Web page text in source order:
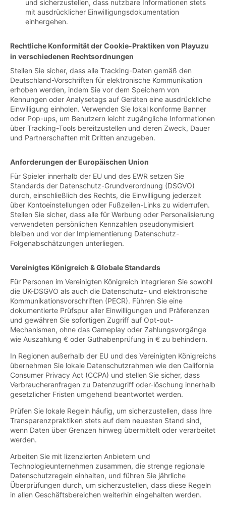
und sicherzustellen, dass nutzbare Informationen stets
mit ausdrücklicher Einwilligungsdokumentation
einhergehen.
Rechtliche Konformität der Cookie-Praktiken von Playuzu
in verschiedenen Rechtsordnungen
Stellen Sie sicher, dass alle Tracking-Daten gemäß den
Deutschland-Vorschriften für elektronische Kommunikation
erhoben werden, indem Sie vor dem Speichern von
Kennungen oder Analysetags auf Geräten eine ausdrückliche
Einwilligung einholen. Verwenden Sie lokal konforme Banner
oder Pop-ups, um Benutzern leicht zugängliche Informationen
über Tracking-Tools bereitzustellen und deren Zweck, Dauer
und Partnerschaften mit Dritten anzugeben.
Anforderungen der Europäischen Union
Für Spieler innerhalb der EU und des EWR setzen Sie
Standards der Datenschutz-Grundverordnung (DSGVO)
durch, einschließlich des Rechts, die Einwilligung jederzeit
über Kontoeinstellungen oder Fußzeilen-Links zu widerrufen.
Stellen Sie sicher, dass alle für Werbung oder Personalisierung
verwendeten persönlichen Kennzahlen pseudonymisiert
bleiben und vor der Implementierung Datenschutz-
Folgenabschätzungen unterliegen.
Vereinigtes Königreich & Globale Standards
Für Personen im Vereinigten Königreich integrieren Sie sowohl
die UK-DSGVO als auch die Datenschutz- und elektronische
Kommunikationsvorschriften (PECR). Führen Sie eine
dokumentierte Prüfspur aller Einwilligungen und Präferenzen
und gewähren Sie sofortigen Zugriff auf Opt-out-
Mechanismen, ohne das Gameplay oder Zahlungsvorgänge
wie Auszahlung € oder Guthabenprüfung in € zu behindern.
In Regionen außerhalb der EU und des Vereinigten Königreichs
übernehmen Sie lokale Datenschutzrahmen wie den California
Consumer Privacy Act (CCPA) und stellen Sie sicher, dass
Verbraucheranfragen zu Datenzugriff oder-löschung innerhalb
gesetzlicher Fristen umgehend beantwortet werden.
Prüfen Sie lokale Regeln häufig, um sicherzustellen, dass Ihre
Transparenzpraktiken stets auf dem neuesten Stand sind,
wenn Daten über Grenzen hinweg übermittelt oder verarbeitet
werden.
Arbeiten Sie mit lizenzierten Anbietern und
Technologieunternehmen zusammen, die strenge regionale
Datenschutzregeln einhalten, und führen Sie jährliche
Überprüfungen durch, um sicherzustellen, dass diese Regeln
in allen Geschäftsbereichen weiterhin eingehalten werden.